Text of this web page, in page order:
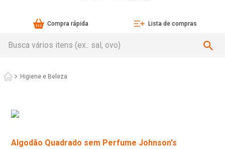
Compra rápida Lista de compras
Higiene e Beleza
Algodão Quadrado sem Perfume Johnson's